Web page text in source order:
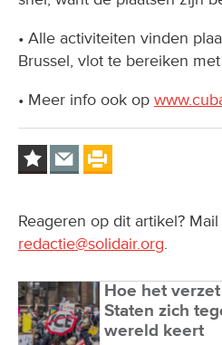
• Alle activiteiten vinden
Brussel, vlot te bereiken
• Meer info ook op
Reageren op dit artikel?
redactie@solidair.org.
Hoe het
Staten zich
wereld keert